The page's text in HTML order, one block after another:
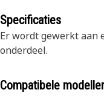
Specificaties
Er wordt gewerkt aan
onderdeel.
Compatibele